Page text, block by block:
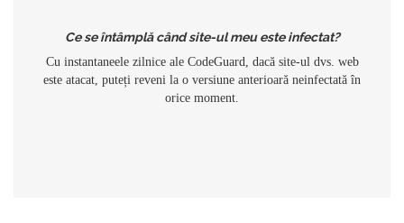
Ce se întâmplă când site-ul meu este infectat?
Cu instantaneele zilnice ale CodeGuard, dacă site-ul dvs. web
este atacat, puteți reveni la o versiune anterioară neinfectată în
orice moment.